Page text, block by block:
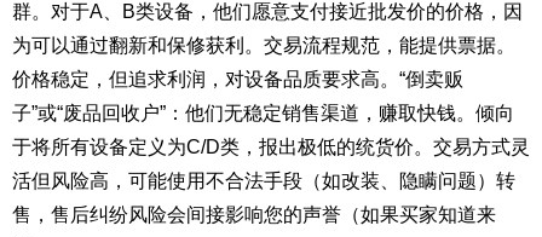
群。对于A、B类设备，他们愿意支付接近批发价的价格，因
为可以通过翻新和保修获利。交易流程规范，能提供票据。
价格稳定，但追求利润，对设备品质要求高。“倒卖贩
子”或“废品回收户”：他们无稳定销售渠道，赚取快钱。倾向
于将所有设备定义为C/D类，报出极低的统货价。交易方式灵
活但风险高，可能使用不合法手段（如改装、隐瞒问题）转
售，售后纠纷风险会间接影响您的声誉（如果买家知道来